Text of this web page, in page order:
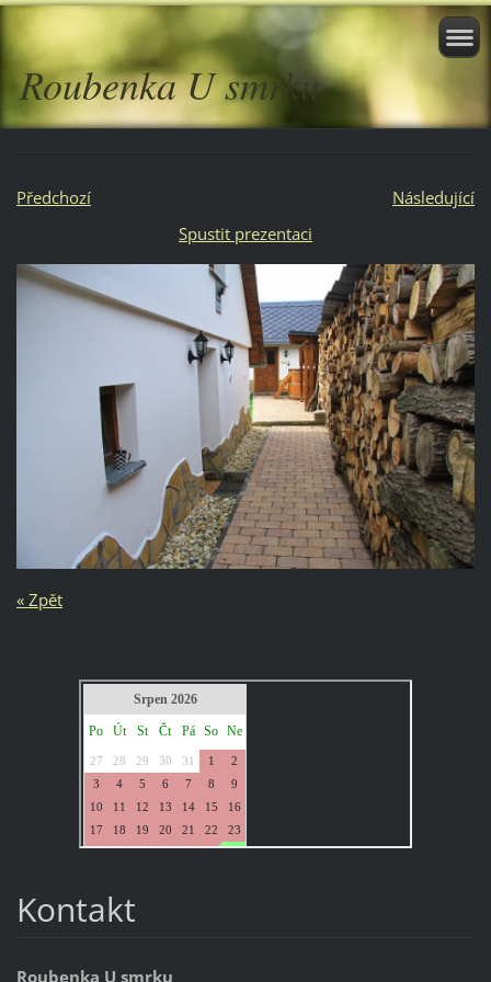
Roubenka U smrku
Předchozí
Následující
Spustit prezentaci
« Zpět
Kontakt
Roubenka U smrku